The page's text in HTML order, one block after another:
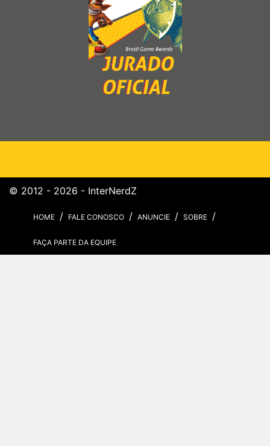
© 2012 - 2026 - InterNerdZ
HOME FALE CONOSCO ANUNCIE SOBRE
FAÇA PARTE DA EQUIPE